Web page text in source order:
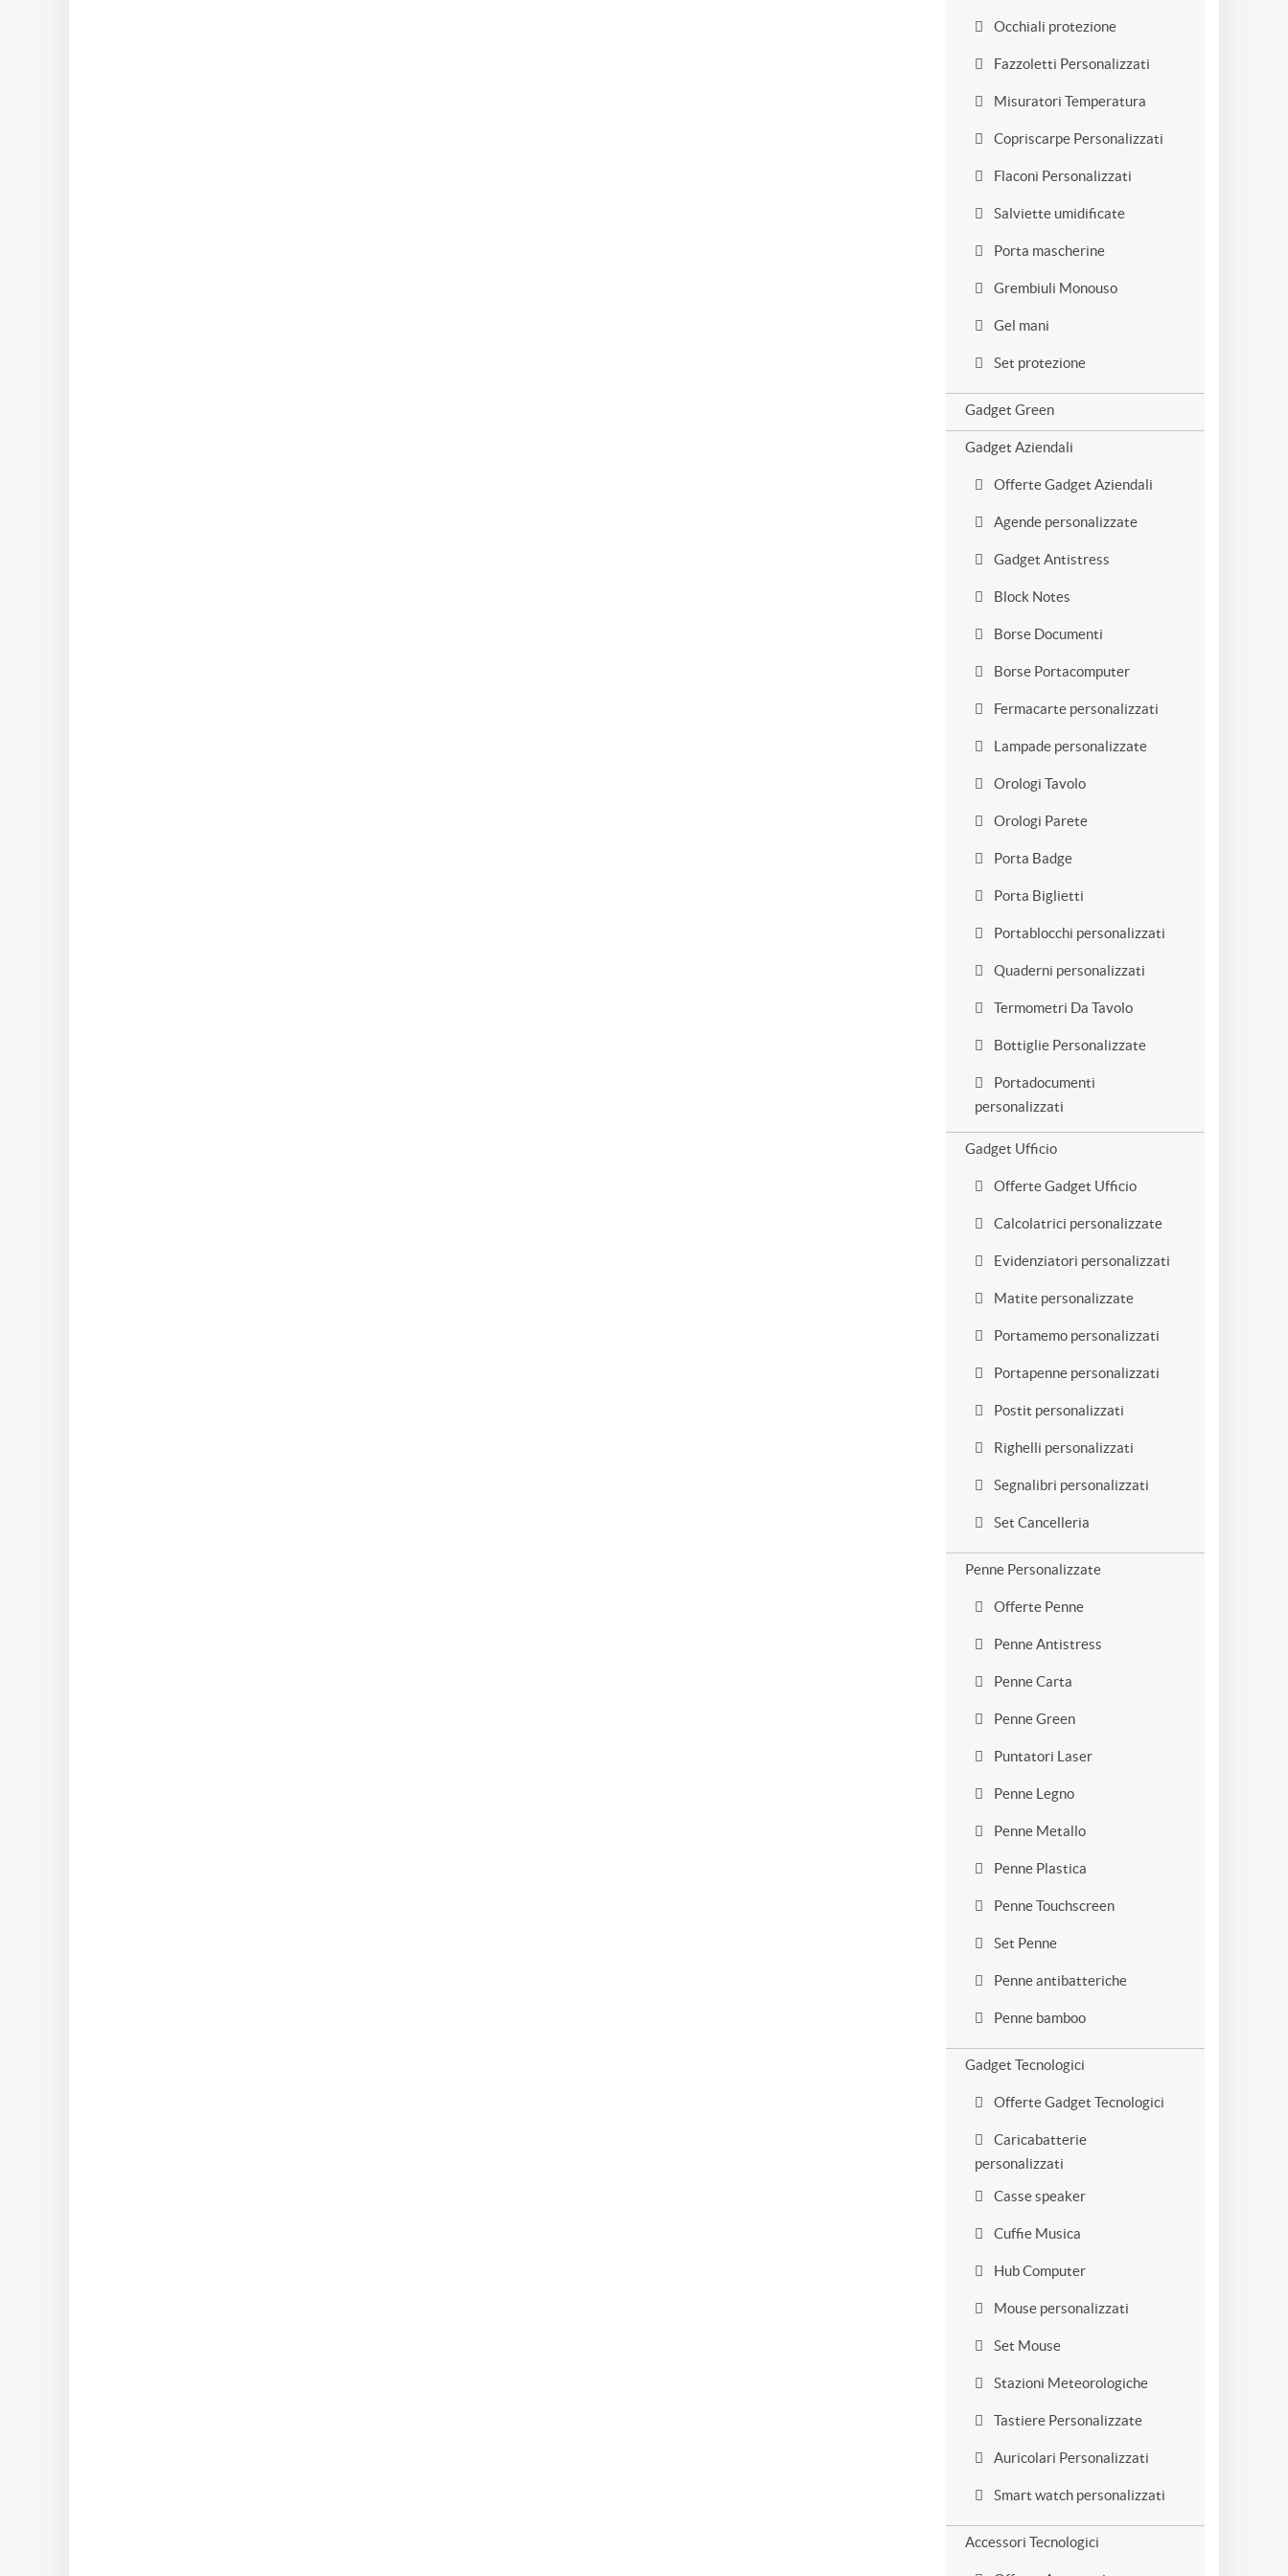
Occhiali protezione
Fazzoletti Personalizzati
Misuratori Temperatura
Copriscarpe Personalizzati
Flaconi Personalizzati
Salviette umidificate
Porta mascherine
Grembiuli Monouso
Gel mani
Set protezione
Gadget Green
Gadget Aziendali
Offerte Gadget Aziendali
Agende personalizzate
Gadget Antistress
Block Notes
Borse Documenti
Borse Portacomputer
Fermacarte personalizzati
Lampade personalizzate
Orologi Tavolo
Orologi Parete
Porta Badge
Porta Biglietti
Portablocchi personalizzati
Quaderni personalizzati
Termometri Da Tavolo
Bottiglie Personalizzate
Portadocumenti
personalizzati
Gadget Ufficio
Offerte Gadget Ufficio
Calcolatrici personalizzate
Evidenziatori personalizzati
Matite personalizzate
Portamemo personalizzati
Portapenne personalizzati
Postit personalizzati
Righelli personalizzati
Segnalibri personalizzati
Set Cancelleria
Penne Personalizzate
Offerte Penne
Penne Antistress
Penne Carta
Penne Green
Puntatori Laser
Penne Legno
Penne Metallo
Penne Plastica
Penne Touchscreen
Set Penne
Penne antibatteriche
Penne bamboo
Gadget Tecnologici
Offerte Gadget Tecnologici
Caricabatterie
personalizzati
Casse speaker
Cuffie Musica
Hub Computer
Mouse personalizzati
Set Mouse
Stazioni Meteorologiche
Tastiere Personalizzate
Auricolari Personalizzati
Smart watch personalizzati
Accessori Tecnologici